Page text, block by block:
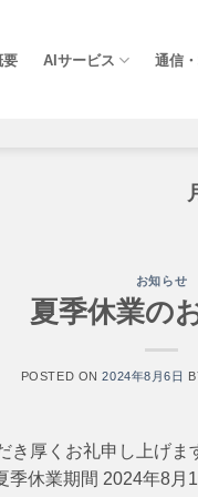
要 AIサービス 通信
お知らせ
夏季休業の
POSTED ON2024年8月6日
き厚くお礼申し上げ
季休業期間 2024年